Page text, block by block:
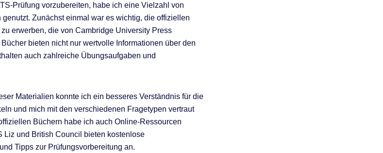
Prüfung vorzubereiten, habe ich eine Vielzahl von
Zunächst einmal war es wichtig, die offiziellen
zu erwerben, die von Cambridge University Press
bieten nicht nur wertvolle Informationen über den
auch zahlreiche Übungsaufgaben und
Materialien konnte ich ein besseres Verständnis für die
und mich mit den verschiedenen Fragetypen vertraut
Büchern habe ich auch Online-Ressourcen
Liz und British Council bieten kostenlose
Tipps zur Prüfungsvorbereitung an.